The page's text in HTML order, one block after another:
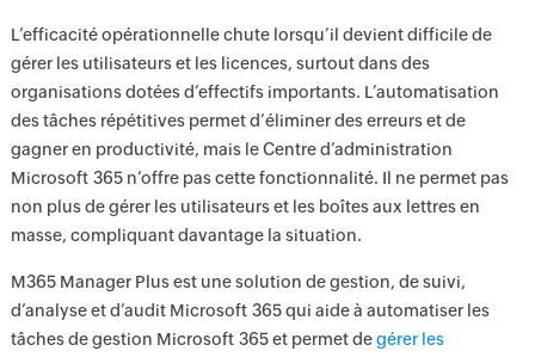
L’efficacité opérationnelle chute lorsqu’il devient difficile de
gérer les utilisateurs et les licences, surtout dans des
organisations dotées d’effectifs importants. L’automatisation
des tâches répétitives permet d’éliminer des erreurs et de
gagner en productivité, mais le Centre d’administration
Microsoft 365 n’offre pas cette fonctionnalité. Il ne permet pas
non plus de gérer les utilisateurs et les boîtes aux lettres en
masse, compliquant davantage la situation.
M365 Manager Plus est une solution de gestion, de suivi,
d’analyse et d’audit Microsoft 365 qui aide à automatiser les
tâches de gestion Microsoft 365 et permet degérer les